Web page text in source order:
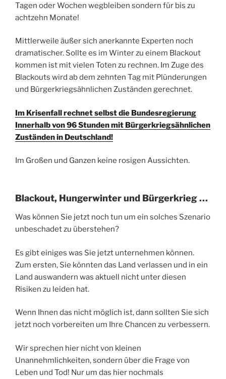
Tagen oder Wochen wegbleiben sondern für bis zu
achtzehn Monate!
Mittlerweile äußer sich anerkannte Experten noch
dramatischer. Sollte es im Winter zu einem Blackout
kommen ist mit vielen Toten zu rechnen. Im Zuge des
Blackouts wird ab dem zehnten Tag mit Plünderungen
und Bürgerkriegsähnlichen Zuständen gerechnet.
Im Krisenfall rechnet selbst die Bundesregierung
Innerhalb von 96 Stunden mit Bürgerkriegsähnlichen
Zuständen in Deutschland!
Im Großen und Ganzen keine rosigen Aussichten.
Blackout, Hungerwinter und Bürgerkrieg …
Was können Sie jetzt noch tun um ein solches Szenario
unbeschadet zu überstehen?
Es gibt einiges was Sie jetzt unternehmen können.
Zum ersten, Sie könnten das Land verlassen und in ein
Land auswandern was aktuell nicht unter diesen
Risiken zu leiden hat.
Wenn Ihnen das nicht möglich ist, dann sollten Sie sich
jetzt noch vorbereiten um Ihre Chancen zu verbessern.
Wir sprechen hier nicht von kleinen
Unannehmlichkeiten, sondern über die Frage von
Leben und Tod! Nur um das hier nochmals